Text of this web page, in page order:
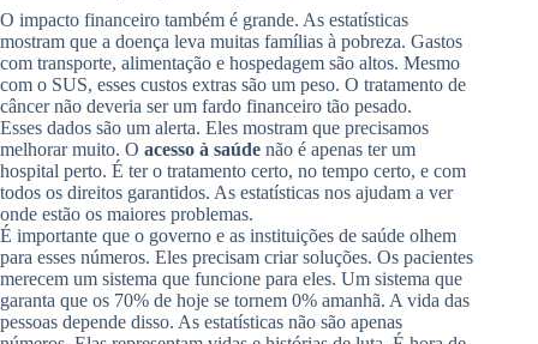
O impacto financeiro também é grande. As estatísticas
mostram que a doença leva muitas famílias à pobreza. Gastos
com transporte, alimentação e hospedagem são altos. Mesmo
com o SUS, esses custos extras são um peso. O tratamento de
câncer não deveria ser um fardo financeiro tão pesado.
Esses dados são um alerta. Eles mostram que precisamos
melhorar muito. O acesso à saúde não é apenas ter um
hospital perto. É ter o tratamento certo, no tempo certo, e com
todos os direitos garantidos. As estatísticas nos ajudam a ver
onde estão os maiores problemas.
É importante que o governo e as instituições de saúde olhem
para esses números. Eles precisam criar soluções. Os pacientes
merecem um sistema que funcione para eles. Um sistema que
garanta que os 70% de hoje se tornem 0% amanhã. A vida das
pessoas depende disso. As estatísticas não são apenas